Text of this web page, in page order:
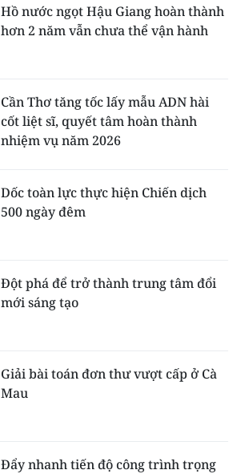
Hồ nước ngọt Hậu Giang hoàn thành
hơn 2 năm vẫn chưa thể vận hành
Cần Thơ tăng tốc lấy mẫu ADN hài
cốt liệt sĩ, quyết tâm hoàn thành
nhiệm vụ năm 2026
Dốc toàn lực thực hiện Chiến dịch
500 ngày đêm
Đột phá để trở thành trung tâm đổi
mới sáng tạo
Giải bài toán đơn thư vượt cấp ở Cà
Mau
Đẩy nhanh tiến độ công trình trọng